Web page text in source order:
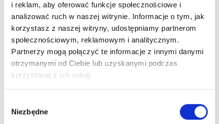
i reklam, aby oferować funkcje społecznościowe i
analizować ruch w naszej witrynie. Informacje o tym, jak
korzystasz z naszej witryny, udostępniamy partnerom
społecznościowym, reklamowym i analitycznym.
Partnerzy mogą połączyć te informacje z innymi danymi
otrzymanymi od Ciebie lub uzyskanymi podczas
korzystania z ich usług.
zgody
Niezbędne
Artroskopia kolana
Zobacz więcej